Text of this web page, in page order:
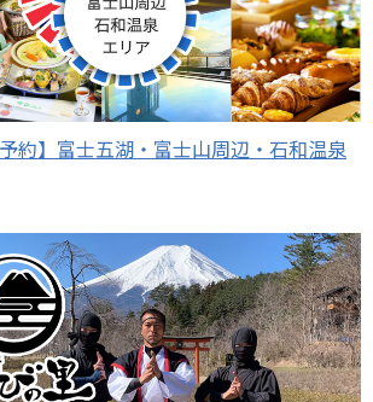
約】富士五湖・富士山周辺・石和温泉